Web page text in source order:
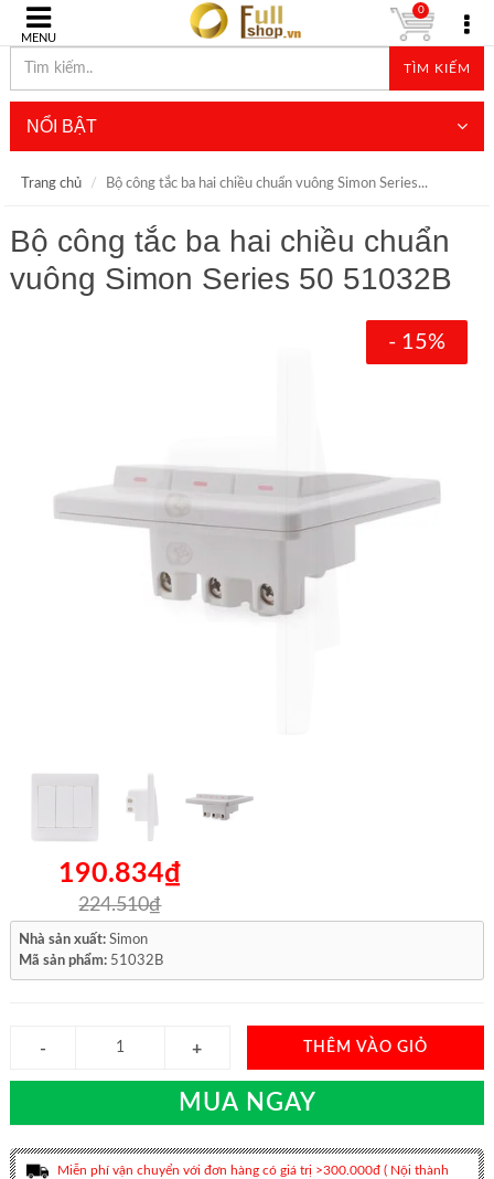
MENU
TÌM KIẾM
0
NỔI BẬT
Trang chủ Bộ công tắc ba hai chiều chuẩn vuông Simon Series...
Bộ công tắc ba hai chiều chuẩn
vuông Simon Series 50 51032B
- 15%
190.834₫
224.510₫
Nhà sản xuất: Simon
Mã sản phẩm: 51032B
THÊM VÀO GIỎ
MUA NGAY
Miễn phí vận chuyển với đơn hàng có giá trị >300.000đ ( Nội thành